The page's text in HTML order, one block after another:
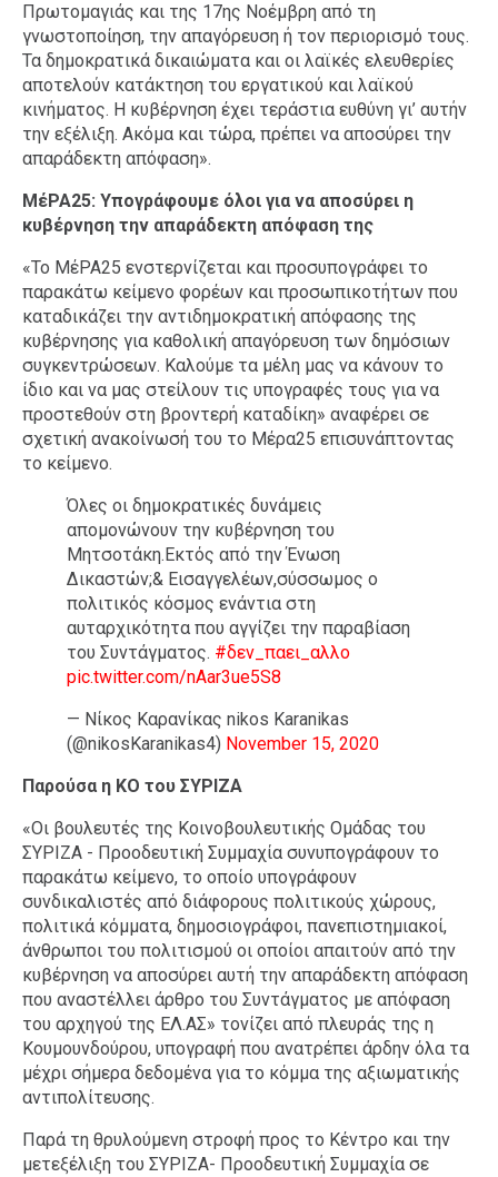
Πρωτομαγιάς και της 17ης Νοέμβρη από τη
γνωστοποίηση, την απαγόρευση ή τον περιορισμό τους.
Τα δημοκρατικά δικαιώματα και οι λαϊκές ελευθερίες
αποτελούν κατάκτηση του εργατικού και λαϊκού
κινήματος. Η κυβέρνηση έχει τεράστια ευθύνη γι’ αυτήν
την εξέλιξη. Ακόμα και τώρα, πρέπει να αποσύρει την
απαράδεκτη απόφαση».
ΜέΡΑ25: Υπογράφουμε όλοι για να αποσύρει η
κυβέρνηση την απαράδεκτη απόφαση της
«Το ΜέΡΑ25 ενστερνίζεται και προσυπογράφει το
παρακάτω κείμενο φορέων και προσωπικοτήτων που
καταδικάζει την αντιδημοκρατική απόφασης της
κυβέρνησης για καθολική απαγόρευση των δημόσιων
συγκεντρώσεων. Καλούμε τα μέλη μας να κάνουν το
ίδιο και να μας στείλουν τις υπογραφές τους για να
προστεθούν στη βροντερή καταδίκη» αναφέρει σε
σχετική ανακοίνωσή του το Μέρα25 επισυνάπτοντας
το κείμενο.
Όλες οι δημοκρατικές δυνάμεις
απομονώνουν την κυβέρνηση του
Μητσοτάκη.Εκτός από την Ένωση
Δικαστών;& Εισαγγελέων,σύσσωμος ο
πολιτικός κόσμος ενάντια στη
αυταρχικότητα που αγγίζει την παραβίαση
του Συντάγματος. #δεν_παει_αλλο
pic.twitter.com/nAar3ue5S8
— Νίκος Καρανίκας nikos Karanikas
(@nikosKaranikas4) November 15, 2020
Παρούσα η ΚΟ του ΣΥΡΙΖΑ
«Οι βουλευτές της Κοινοβουλευτικής Ομάδας του
ΣΥΡΙΖΑ - Προοδευτική Συμμαχία συνυπογράφουν το
παρακάτω κείμενο, το οποίο υπογράφουν
συνδικαλιστές από διάφορους πολιτικούς χώρους,
πολιτικά κόμματα, δημοσιογράφοι, πανεπιστημιακοί,
άνθρωποι του πολιτισμού οι οποίοι απαιτούν από την
κυβέρνηση να αποσύρει αυτή την απαράδεκτη απόφαση
που αναστέλλει άρθρο του Συντάγματος με απόφαση
του αρχηγού της ΕΛ.ΑΣ» τονίζει από πλευράς της η
Κουμουνδούρου, υπογραφή που ανατρέπει άρδην όλα τα
μέχρι σήμερα δεδομένα για το κόμμα της αξιωματικής
αντιπολίτευσης.
Παρά τη θρυλούμενη στροφή προς το Κέντρο και την
μετεξέλιξη του ΣΥΡΙΖΑ- Προοδευτική Συμμαχία σε